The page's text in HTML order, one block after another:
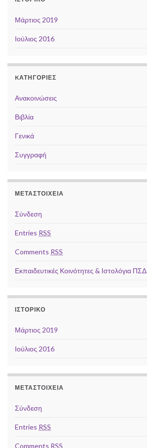
Μάρτιος 2019
Ιούλιος 2016
KΑΤΗΓΟΡΊΕΣ
Ανακοινώσεις
Βιβλία
Γενικά
Συγγραφή
ΜΕΤΑΣΤΟΙΧΕΊΑ
Σύνδεση
Entries RSS
Comments RSS
Εκπαιδευτικές Κοινότητες & Ιστολόγια ΠΣΔ
ΙΣΤΟΡΙΚΌ
Μάρτιος 2019
Ιούλιος 2016
ΜΕΤΑΣΤΟΙΧΕΊΑ
Σύνδεση
Entries RSS
Comments RSS